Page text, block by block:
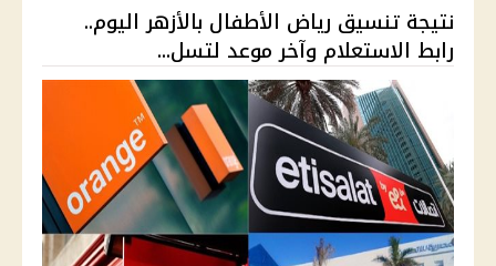
نتيجة تنسيق رياض الأطفال بالأزهر اليوم..
رابط الاستعلام وآخر موعد لتسل...